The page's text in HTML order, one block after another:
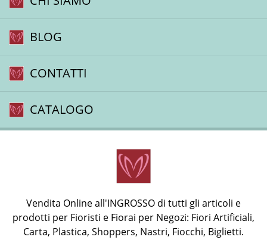
BLOG
CONTATTI
CATALOGO
Vendita Online all'INGROSSO di tutti gli articoli e
prodotti per Fioristi e Fiorai per Negozi: Fiori Artificiali,
Carta, Plastica, Shoppers, Nastri, Fiocchi, Biglietti.